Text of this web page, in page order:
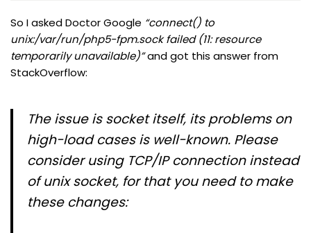
So I asked Doctor Google “connect() to
unix:/var/run/php5-fpm.sock failed (11: resource
temporarily unavailable)”and got this answer from
StackOverflow:
The issue is socket itself, its problems on
high-load cases is well-known. Please
consider using TCP/IP connection instead
of unix socket, for that you need to make
these changes: